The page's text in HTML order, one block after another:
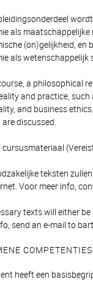
als
(on)gelijkheid, en
als
a philosophical
and practice,
and business
discussed.
cursusmateriaal
teksten
Voor meer info,
texts will either
send an e-mail to
COMPETENTIES
heeft een